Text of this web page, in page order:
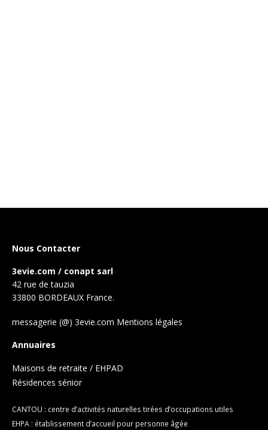
Nous Contacter
3evie.com / conapt sarl
42 rue de tauzia
33800 BORDEAUX France.
messagerie (@) 3evie.com Mentions légales
Annuaires
Maisons de retraite / EHPAD
Résidences sénior
CANTOU : centre d’activités naturelles tirées d’occupations utiles
EHPA : établissement d’accueil pour personne âgée